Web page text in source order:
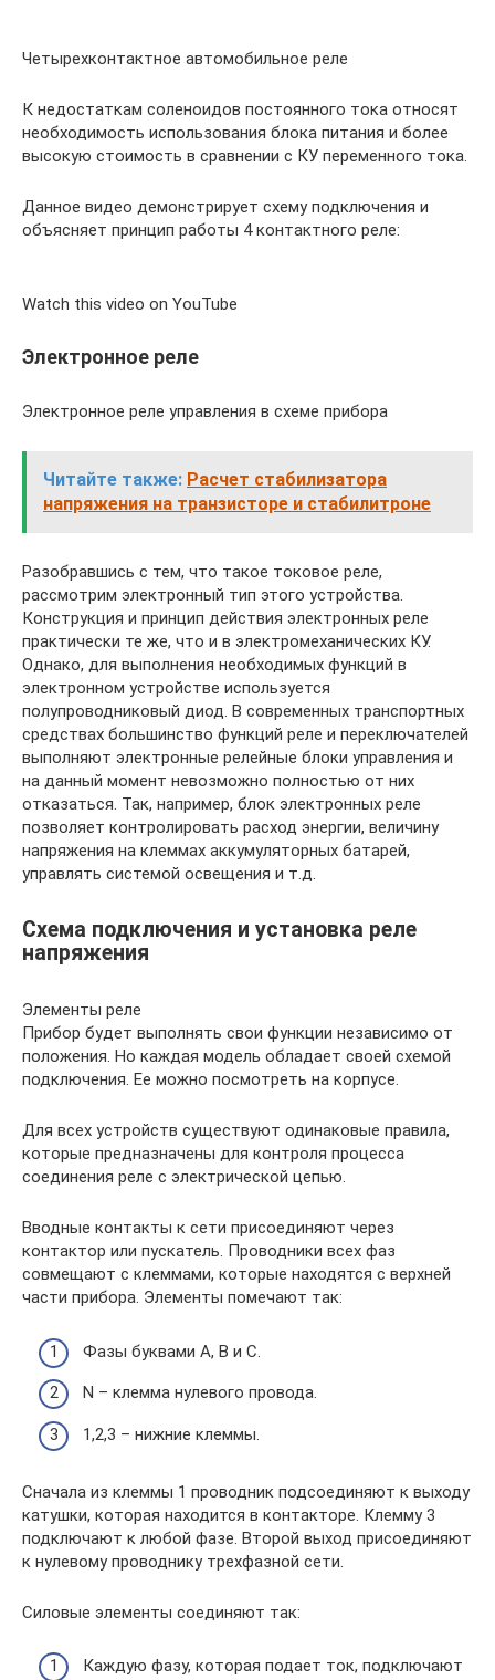
Четырехконтактное автомобильное реле
К недостаткам соленоидов постоянного тока относят
необходимость использования блока питания и более
высокую стоимость в сравнении с КУ переменного тока.
Данное видео демонстрирует схему подключения и
объясняет принцип работы 4 контактного реле:
Watch this video on YouTube
Электронное реле
Электронное реле управления в схеме прибора
Читайте также: Расчет стабилизатора
напряжения на транзисторе и стабилитроне
Разобравшись с тем, что такое токовое реле,
рассмотрим электронный тип этого устройства.
Конструкция и принцип действия электронных реле
практически те же, что и в электромеханических КУ.
Однако, для выполнения необходимых функций в
электронном устройстве используется
полупроводниковый диод. В современных транспортных
средствах большинство функций реле и переключателей
выполняют электронные релейные блоки управления и
на данный момент невозможно полностью от них
отказаться. Так, например, блок электронных реле
позволяет контролировать расход энергии, величину
напряжения на клеммах аккумуляторных батарей,
управлять системой освещения и т.д.
Схема подключения и установка реле
напряжения
Элементы реле
Прибор будет выполнять свои функции независимо от
положения. Но каждая модель обладает своей схемой
подключения. Ее можно посмотреть на корпусе.
Для всех устройств существуют одинаковые правила,
которые предназначены для контроля процесса
соединения реле с электрической цепью.
Вводные контакты к сети присоединяют через
контактор или пускатель. Проводники всех фаз
совмещают с клеммами, которые находятся с верхней
части прибора. Элементы помечают так:
Фазы буквами А, В и С.
N – клемма нулевого провода.
1,2,3 – нижние клеммы.
Сначала из клеммы 1 проводник подсоединяют к выходу
катушки, которая находится в контакторе. Клемму 3
подключают к любой фазе. Второй выход присоединяют
к нулевому проводнику трехфазной сети.
Силовые элементы соединяют так:
Каждую фазу, которая подает ток, подключают